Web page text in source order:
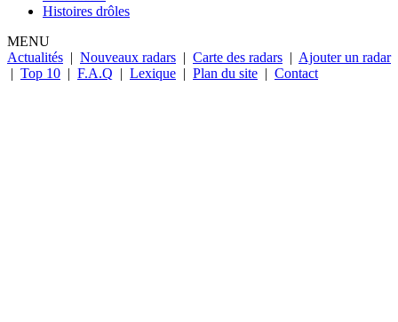
Histoires drôles
MENU
Actualités | Nouveaux radars | Carte des radars | Ajouter un radar
| Top 10 | F.A.Q | Lexique | Plan du site | Contact